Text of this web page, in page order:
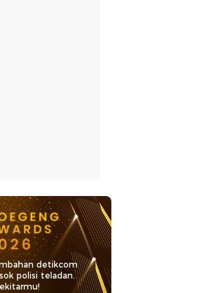
detikcom
polisi teladan.